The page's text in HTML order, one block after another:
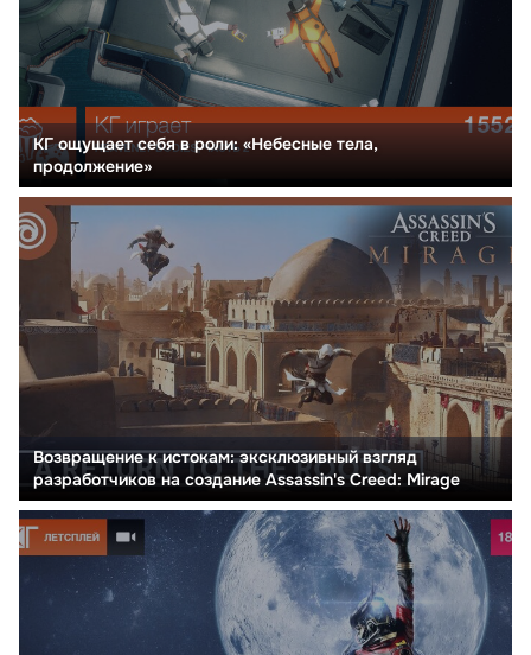
КГ ощущает себя в роли: «Небесные тела,
продолжение»
Возвращение к истокам: эксклюзивный взгляд
разработчиков на создание Assassin's Creed: Mirage